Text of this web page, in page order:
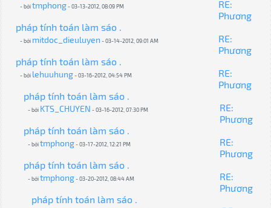
- bởitmphong- 03-13-2012, 08:09 PM
RE:
Phương
pháp tính toán làm sáo .
- bởi mitdoc_dieuluyen - 03-14-2012, 09:01 AM
RE:
Phương
pháp tính toán làm sáo .
- bởi lehuuhung- 03-16-2012, 04:54 PM
RE:
Phương
pháp tính toán làm sáo .
- bởi KTS_CHUYEN - 03-16-2012, 07:30 PM
RE:
Phương
pháp tính toán làm sáo .
- bởitmphong- 03-17-2012, 12:21 PM
RE:
Phương
pháp tính toán làm sáo .
- bởitmphong- 03-20-2012, 08:44 AM
RE:
Phương
pháp tính toán làm sáo .